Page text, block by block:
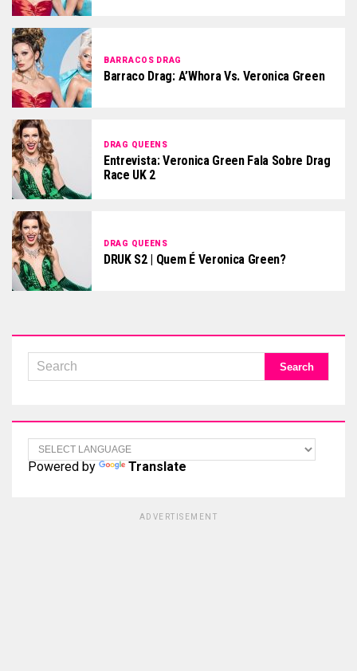
BARRACOS DRAG
Barraco Drag: A’Whora Vs. Veronica Green
DRAG QUEENS
Entrevista: Veronica Green Fala Sobre Drag
Race UK 2
DRAG QUEENS
DRUK S2 | Quem É Veronica Green?
Powered by Translate
ADVERTISEMENT